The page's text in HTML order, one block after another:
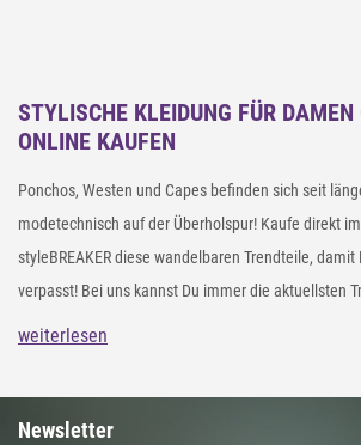
STYLISCHE KLEIDUNG FÜR DAMEN
ONLINE KAUFEN
Ponchos, Westen und Capes befinden sich seit
modetechnisch auf der Überholspur! Kaufe direkt
styleBREAKER diese wandelbaren Trendteile,
verpasst! Bei uns kannst Du immer die aktuellsten
das zu einem sehr günstigen Preis. Entdecke
besitzt, wandern Jacken und Mäntel in Deinem
weiterlesen
Newsletter